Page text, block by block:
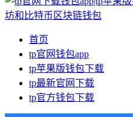
首页
tp官网钱包app
tp苹果版钱包下载
tp最新官网下载
tp官方钱包下载